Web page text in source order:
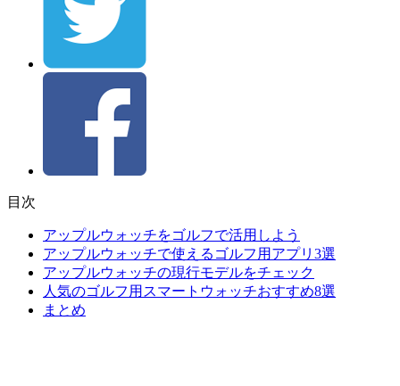
目次
アップルウォッチをゴルフで活用しよう
アップルウォッチで使えるゴルフ用アプリ3選
アップルウォッチの現行モデルをチェック
人気のゴルフ用スマートウォッチおすすめ8選
まとめ